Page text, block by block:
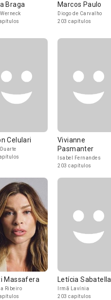
Braga Marcos Paulo
Diogo de Carvalho
203 capítulos
Celulari
Vivianne
Pasmanter
Isabel Fernandes
203 capítulos
Massafera
Ribeiro
Letícia Sabatella
Irmã Lavínia
203 capítulos